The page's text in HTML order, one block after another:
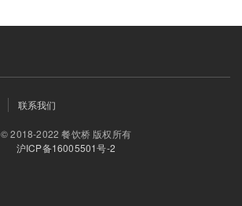
联系我们
© 2018-2022 餐饮桥 版权所有
沪ICP备16005501号-2